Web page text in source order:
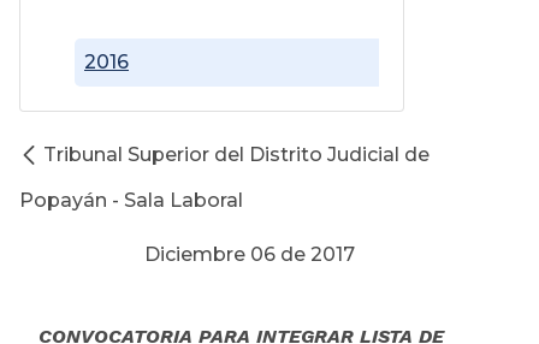
2016
Tribunal Superior del Distrito Judicial de
Popayán - Sala Laboral
Diciembre 06 de 2017
CONVOCATORIA PARA INTEGRAR LISTA DE